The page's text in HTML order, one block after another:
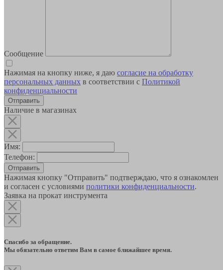
Сообщение
Нажимая на кнопку ниже, я даю согласие на обработку
персональных данных в соответствии с Политикой
конфиденциальности
Наличие в магазинах
Имя:
Телефон:
Отправить
Нажимая кнопку "Отправить" подтверждаю, что я ознакомлен
и согласен с условиями политики конфиденциальности.
Заявка на прокат инструмента
Спасибо за обращение.
Мы обязательно ответим Вам в самое ближайшее время.